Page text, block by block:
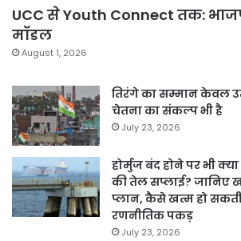
UCC से Youth Connect तक:
मॉडल
August 1, 2026
तिरंगे का सम्मान केवल
चेतना का संकल्प भी है
July 23, 2026
होर्मुज बंद होने पर भी
की तेल सप्लाई? जानिए
प्लान, कैसे खत्म हो सकती
रणनीतिक पकड़
July 23, 2026